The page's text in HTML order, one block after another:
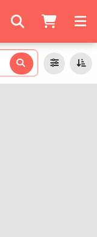
搜尋商家